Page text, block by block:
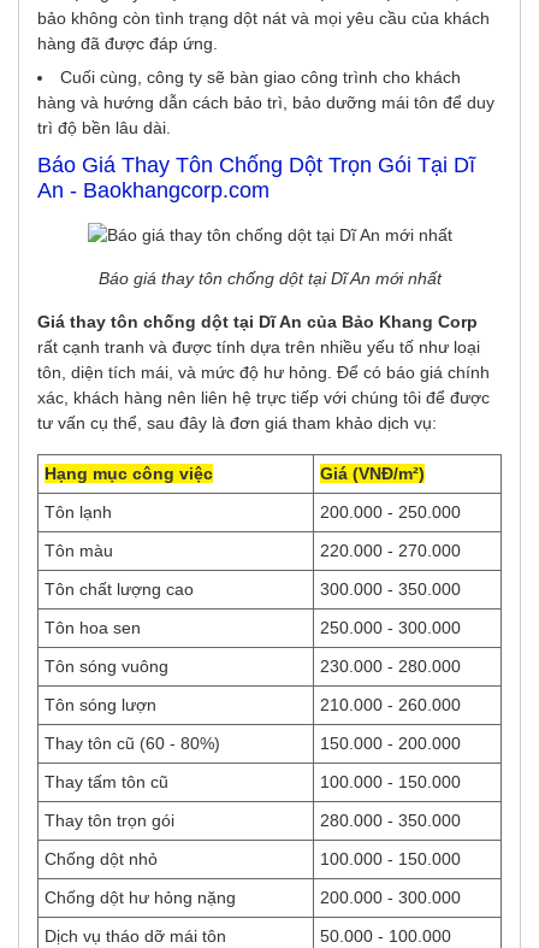
bảo không còn tình trạng dột nát và mọi yêu cầu của khách
hàng đã được đáp ứng.
Cuối cùng, công ty sẽ bàn giao công trình cho khách
hàng và hướng dẫn cách bảo trì, bảo dưỡng mái tôn để duy
trì độ bền lâu dài.
Báo Giá Thay Tôn Chống Dột Trọn Gói Tại Dĩ
An - Baokhangcorp.com
Báo giá thay tôn chống dột tại Dĩ An mới nhất
Giá thay tôn chống dột tại Dĩ An của Bảo Khang Corp
rất cạnh tranh và được tính dựa trên nhiều yếu tố như loại
tôn, diện tích mái, và mức độ hư hỏng. Để có báo giá chính
xác, khách hàng nên liên hệ trực tiếp với chúng tôi để được
tư vấn cụ thể, sau đây là đơn giá tham khảo dịch vụ:
Hạng mục công việc
Giá (VNĐ/m²)
Tôn lạnh
200.000 - 250.000
Tôn màu
220.000 - 270.000
Tôn chất lượng cao
300.000 - 350.000
Tôn hoa sen
250.000 - 300.000
Tôn sóng vuông
230.000 - 280.000
Tôn sóng lượn
210.000 - 260.000
Thay tôn cũ (60 - 80%)
150.000 - 200.000
Thay tấm tôn cũ
100.000 - 150.000
Thay tôn trọn gói
280.000 - 350.000
Chống dột nhỏ
100.000 - 150.000
Chống dột hư hỏng nặng
200.000 - 300.000
Dịch vụ tháo dỡ mái tôn
50.000 - 100.000